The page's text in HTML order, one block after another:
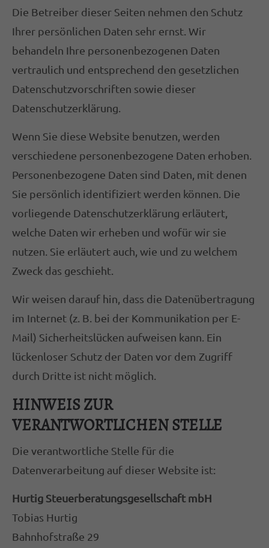
Die Betreiber dieser Seiten nehmen den Schutz
Ihrer persönlichen Daten sehr ernst. Wir
behandeln Ihre personenbezogenen Daten
vertraulich und entsprechend den gesetzlichen
Datenschutzvorschriften sowie dieser
Datenschutzerklärung.
Wenn Sie diese Website benutzen, werden
verschiedene personenbezogene Daten erhoben.
Personenbezogene Daten sind Daten, mit denen
Sie persönlich identifiziert werden können. Die
vorliegende Datenschutzerklärung erläutert,
welche Daten wir erheben und wofür wir sie
nutzen. Sie erläutert auch, wie und zu welchem
Zweck das geschieht.
Wir weisen darauf hin, dass die Datenübertragung
im Internet (z. B. bei der Kommunikation per E-
Mail) Sicherheitslücken aufweisen kann. Ein
lückenloser Schutz der Daten vor dem Zugriff
durch Dritte ist nicht möglich.
HINWEIS ZUR
VERANTWORTLICHEN STELLE
Die verantwortliche Stelle für die
Datenverarbeitung auf dieser Website ist:
Hurtig Steuerberatungsgesellschaft mbH
Tobias Hurtig
Bahnhofstraße 29